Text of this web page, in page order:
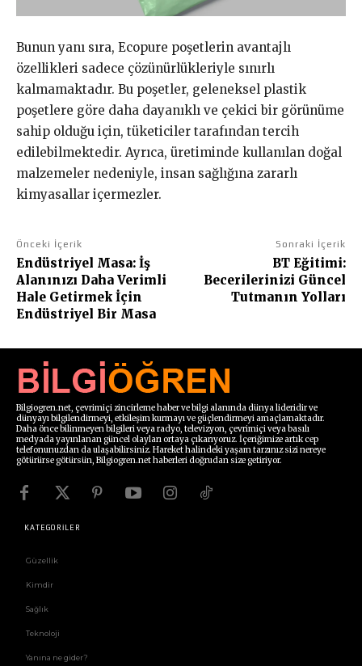
Bunun yanı sıra, Ecopure poşetlerin avantajlı
özellikleri sadece çözünürlükleriyle sınırlı
kalmamaktadır. Bu poşetler, geleneksel plastik
poşetlere göre daha dayanıklı ve çekici bir görünüme
sahip olduğu için, tüketiciler tarafından tercih
edilebilmektedir. Ayrıca, üretiminde kullanılan doğal
malzemeler nedeniyle, insan sağlığına zararlı
kimyasallar içermezler.
Önceki İçerik
Endüstriyel Masa: İş
Alanınızı Daha Verimli
Hale Getirmek İçin
Endüstriyel Bir Masa
Sonraki İçerik
BT Eğitimi:
Becerilerinizi Güncel
Tutmanın Yolları
Bilgiogren.net, çevrimiçi zincirleme haber ve bilgi alanında dünya lideridir ve
dünyayı bilgilendirmeyi, etkileşim kurmayı ve güçlendirmeyi amaçlamaktadır.
Daha önce bilinmeyen bilgileri veya radyo, televizyon, çevrimiçi veya basılı
medyada yayınlanan güncel olayları ortaya çıkarıyoruz. İçeriğimize artık cep
telefonunuzdan da ulaşabilirsiniz. Hareket halindeki yaşam tarzınız sizi nereye
götürürse götürsün, Bilgiogren.net haberleri doğrudan size getiriyor.
KATEGORİLER
Güzellik
Kimdir
Sağlık
Teknoloji
Yanına ne gider?